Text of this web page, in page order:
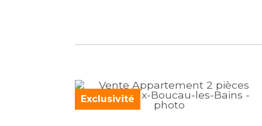
Exclusivité